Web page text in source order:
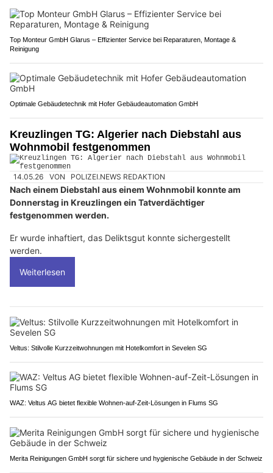
Top Monteur GmbH Glarus – Effizienter Service bei Reparaturen, Montage &
Reinigung
Optimale Gebäudetechnik mit Hofer Gebäudeautomation GmbH
Kreuzlingen TG: Algerier nach Diebstahl aus
Wohnmobil festgenommen
14.05.26 VON POLIZEI.NEWS REDAKTION
Nach einem Diebstahl aus einem Wohnmobil konnte am
Donnerstag in Kreuzlingen ein Tatverdächtiger
festgenommen werden.
Er wurde inhaftiert, das Deliktsgut konnte sichergestellt
werden.
Weiterlesen
Veltus: Stilvolle Kurzzeitwohnungen mit Hotelkomfort in Sevelen SG
WAZ: Veltus AG bietet flexible Wohnen-auf-Zeit-Lösungen in Flums SG
Merita Reinigungen GmbH sorgt für sichere und hygienische Gebäude in der Schweiz